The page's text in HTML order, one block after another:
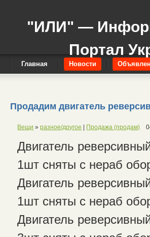
"ИЛИ" —
Портал
Главная Новости
Продадим двигатель
Вещи »разное/другое Продажа (продам)
Двигатель
1шт сняты с нераб
Двигатель
1шт сняты с нераб
Двигатель